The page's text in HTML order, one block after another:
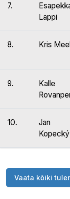
7.
Lappi
8. Kris
9.
Kalle
10.
Jan
Kopecký
Vaata kõiki